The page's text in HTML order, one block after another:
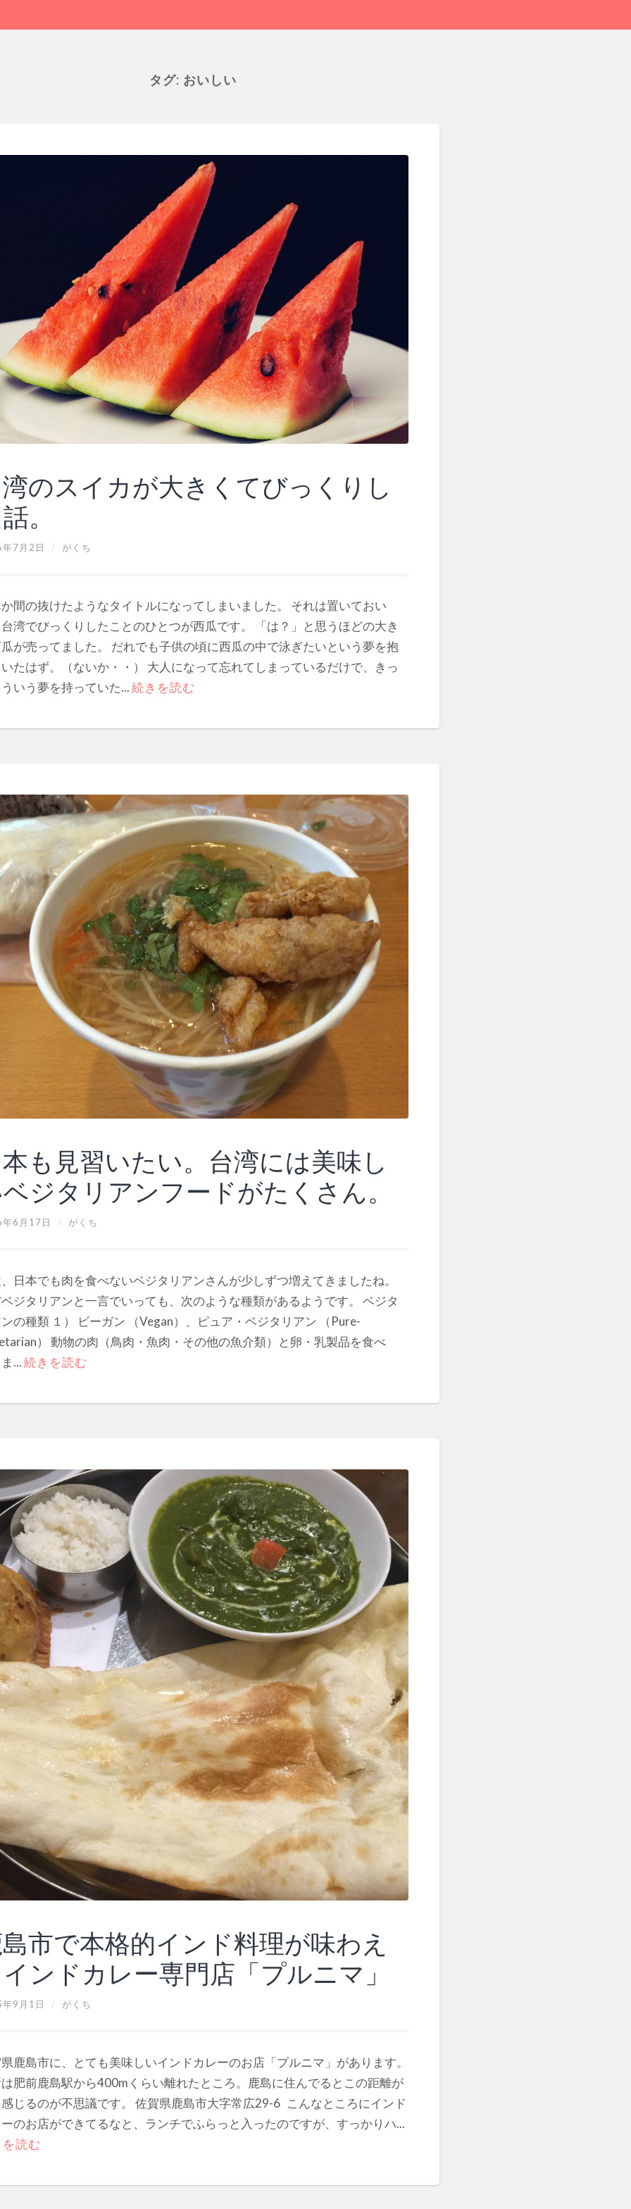
タグ: おいしい
のスイカが大きくてびっくりし
。
7月2日 / がくち
間の抜けたようなタイトルになってしまいました。 それは置いておい
湾でびっくりしたことのひとつが西瓜です。 「は？」と思うほどの大き
が売ってました。 だれでも子供の頃に西瓜の中で泳ぎたいという夢を抱
たはず。（ないか・・） 大人になって忘れてしまっているだけで、きっ
いう夢を持っていた...続きを読む
も見習いたい。台湾には美味し
ジタリアンフードがたくさん。
6月17日 / がくち
日本でも肉を食べないベジタリアンさんが少しずつ増えてきましたね。
ジタリアンと一言でいっても、次のような種類があるようです。 ベジタ
の種類 １） ビーガン （Vegan）、ピュア・ベジタリアン （Pure-
） 動物の肉（鳥肉・魚肉・その他の魚介類）と卵・乳製品を食べ
...続きを読む
市で本格的インド料理が味わえ
ンドカレー専門店「プルニマ」
9月1日 / がくち
鹿島市に、とても美味しいインドカレーのお店「プルニマ」があります。
肥前鹿島駅から400mくらい離れたところ。鹿島に住んでるとこの距離が
じるのが不思議です。 佐賀県鹿島市大字常広29-6 こんなところにインド
のお店ができてるなと、ランチでふらっと入ったのですが、すっかりハ...
読む